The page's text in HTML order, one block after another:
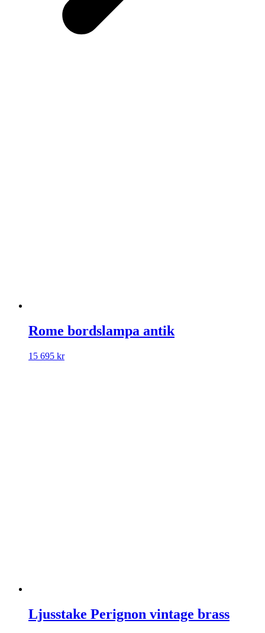
Rome bordslampa antik
15 695 kr
Ljusstake Perignon vintage brass